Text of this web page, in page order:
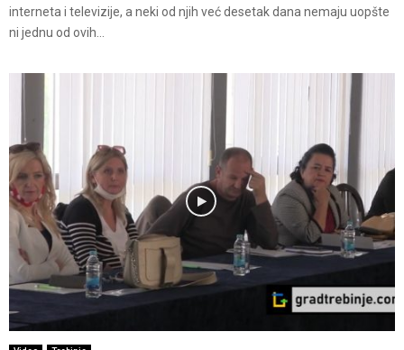
interneta i televizije, a neki od njih već desetak dana nemaju uopšte
ni jednu od ovih...